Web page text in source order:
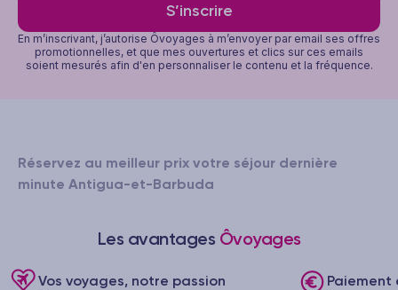
S’inscrire
En m’inscrivant, j’autorise Ôvoyages à m’envoyer par email ses offres
promotionnelles, et que mes ouvertures et clics sur ces emails
soient mesurés afin d'en personnaliser le contenu et la fréquence.
Réservez au meilleur prix votre séjour dernière
minute Antigua-et-Barbuda
Les avantages Ôvoyages
Vos voyages, notre passion Paiement